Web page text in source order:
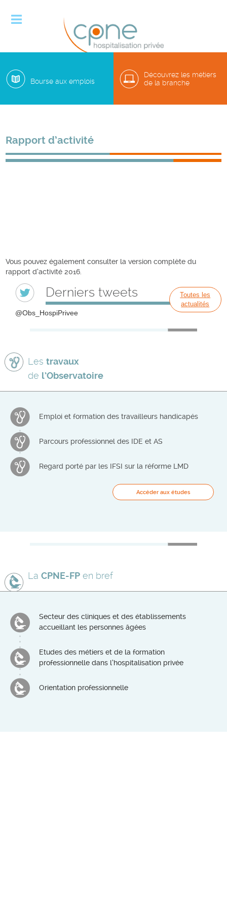

Rapport d’activité
Vous pouvez également consulter la version complète du
rapport d’activité 2016.
Toutes les
actualités
Derniers tweets
@Obs_HospiPrivee
Bourse aux emplois
Découvrez les métiers
de la branche
Les travaux
de l’Observatoire
Emploi et formation des travailleurs handicapés
Parcours professionnel des IDE et AS
Regard porté par les IFSI sur la réforme LMD
Accéder aux études
La CPNE-FP en bref
Secteur des cliniques et des établissements
accueillant les personnes âgées
Etudes des métiers et de la formation
professionnelle dans l’hospitalisation privée
Orientation professionnelle